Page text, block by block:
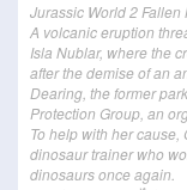
Jurassic World 2
A volcanic eruption
Isla Nublar, where the
after the demise of an
Dearing, the former
Protection Group, an
To help with her
dinosaur trainer who
dinosaurs once again.